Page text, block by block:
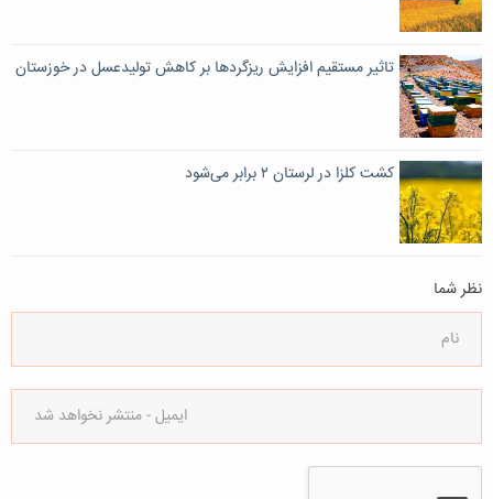
تاثیر مستقیم افزایش ریزگردها بر کاهش تولیدعسل در خوزستان
کشت کلزا در لرستان ٢ برابر می‌شود
نظر شما